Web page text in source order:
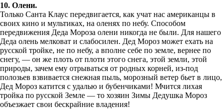
10. Олени.
Только Санта Клаус передвигается, как учат нас американцы в
своих кино и мультиках, на оленях по небу. Способом
передвижения Деда Мороза олени никогда не были. Для нашего
Деда олень мелковат и слабосилен. Дед Мороз может ехать на
русской тройке, не по небу, а вполне себе по земле, вернее по
снегу, — он же плоть от плоти этого снега, этой земли, этой
природы, зачем ему отрываться от родных корней, из-под
полозьев взвивается снежная пыль, морозный ветер бьет в лицо,
Дед Мороз катится с удалью и бубенчиками! Мчится лихая
тройка по русской Земле — то хозяин Зимы Дедушка Мороз
объезжает свои бескрайние владения!